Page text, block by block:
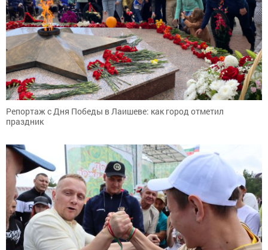
Репортаж с Дня Победы в Лаишеве: как город отметил
праздник